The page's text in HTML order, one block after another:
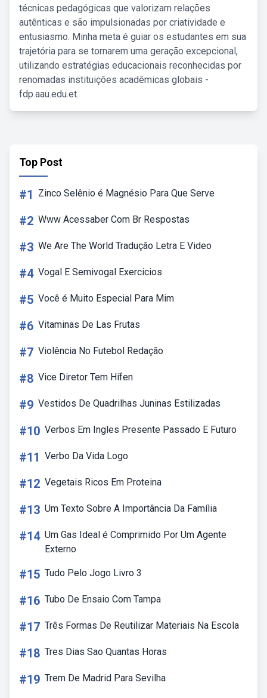
técnicas pedagógicas que valorizam relações
autênticas e são impulsionadas por criatividade e
entusiasmo. Minha meta é guiar os estudantes em sua
trajetória para se tornarem uma geração excepcional,
utilizando estratégias educacionais reconhecidas por
renomadas instituições acadêmicas globais -
fdp.aau.edu.et.
Top Post
#1 Zinco Selênio é Magnésio Para Que Serve
#2 Www Acessaber Com Br Respostas
#3 We Are The World Tradução Letra E Video
#4 Vogal E Semivogal Exercicios
#5 Você é Muito Especial Para Mim
#6 Vitaminas De Las Frutas
#7 Violência No Futebol Redação
#8 Vice Diretor Tem Hífen
#9 Vestidos De Quadrilhas Juninas Estilizadas
#10 Verbos Em Ingles Presente Passado E Futuro
#11 Verbo Da Vida Logo
#12 Vegetais Ricos Em Proteina
#13 Um Texto Sobre A Importância Da Família
#14 Um Gas Ideal é Comprimido Por Um Agente
Externo
#15 Tudo Pelo Jogo Livro 3
#16 Tubo De Ensaio Com Tampa
#17 Três Formas De Reutilizar Materiais Na Escola
#18 Tres Dias Sao Quantas Horas
#19 Trem De Madrid Para Sevilha